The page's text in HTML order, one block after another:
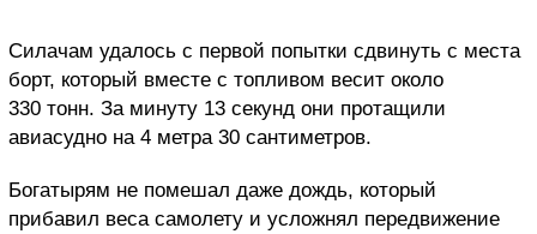
Силачам удалось с первой попытки сдвинуть с места
борт, который вместе с топливом весит около
330 тонн. За минуту 13 секунд они протащили
авиасудно на 4 метра 30 сантиметров.
Богатырям не помешал даже дождь, который
прибавил веса самолету и усложнял передвижение